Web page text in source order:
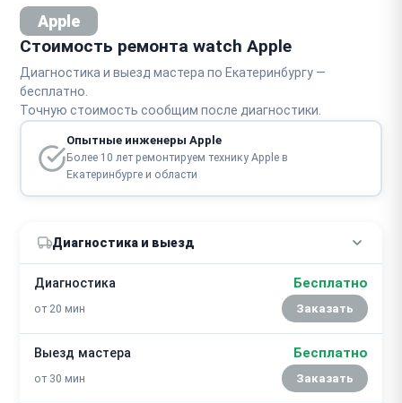
Apple
Стоимость ремонта watch Apple
Диагностика и выезд мастера по Екатеринбургу —
бесплатно.
Точную стоимость сообщим после диагностики.
Опытные инженеры Apple
Более 10 лет ремонтируем технику Apple в
Екатеринбурге и области
Диагностика и выезд
Диагностика
от 20 мин
Бесплатно
Заказать
Выезд мастера
от 30 мин
Бесплатно
Заказать